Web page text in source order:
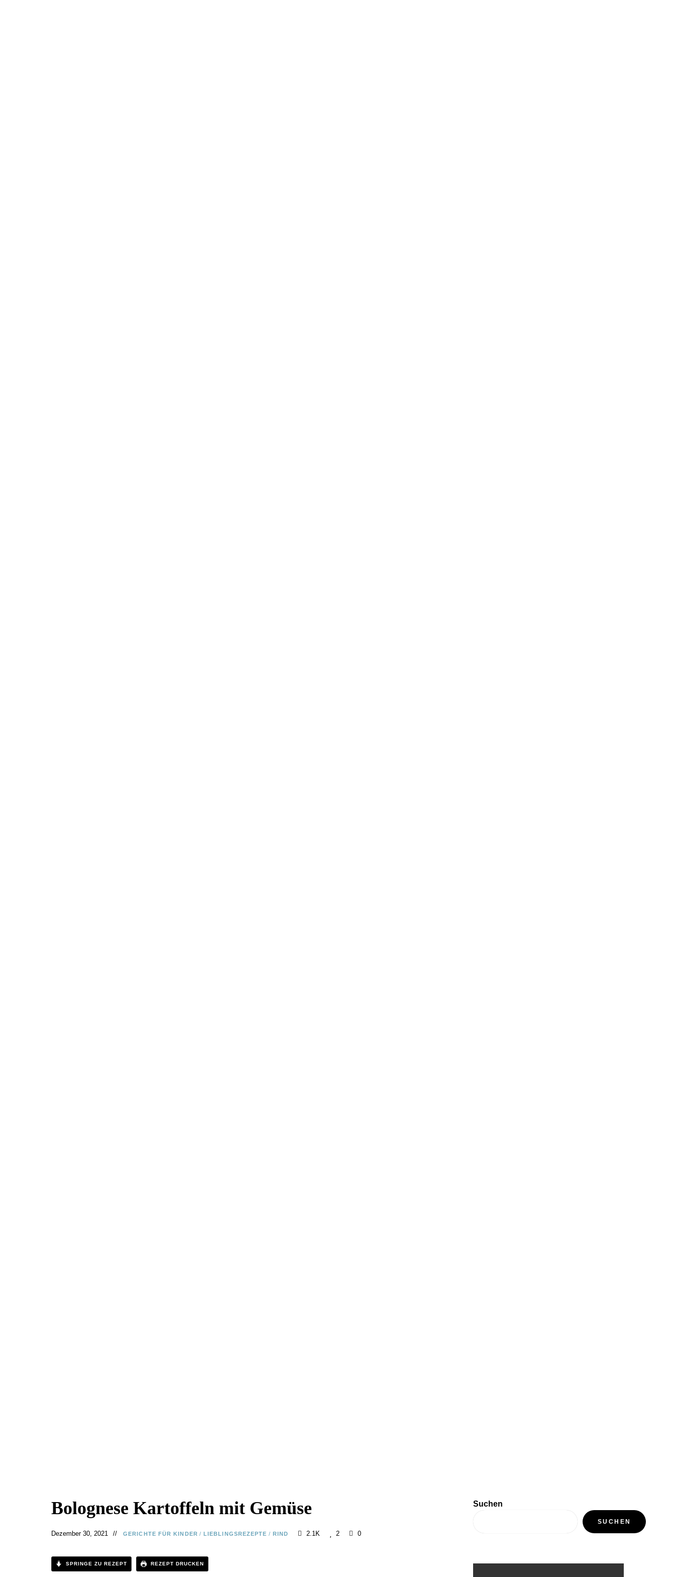
Bolognese Kartoffeln mit Gemüse
Dezember 30, 2021 GERICHTE FÜR KINDER / LIEBLINGSREZEPTE / RIND 2.1K 2 0
SPRINGE ZU REZEPT REZEPT DRUCKEN
Suchen
SUCHEN